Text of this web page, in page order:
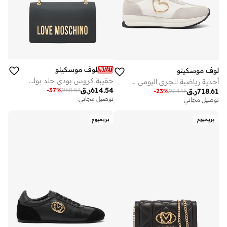
لوف موسكينو
أحذية رياضية للجري اليومي منخفضة الرقبة
ر.ق718.61
924.16
-23%
توصيل مجاني
لوف موسكينو
حقيبة كروس بودي جلد بولي يوريثان بتصميم قلب جريء
ر.ق614.54
968.53
-37%
توصيل مجاني
بريميوم بريميوم